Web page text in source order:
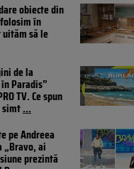
obiecte din
în
să le
de la
Paradis”
TV. Ce spun
...
pe Andreea
„Bravo, ai
prezintă